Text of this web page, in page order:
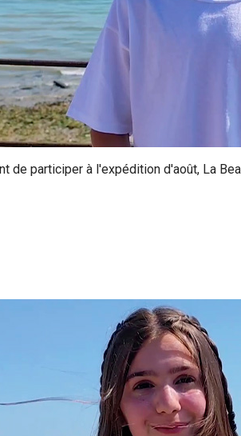
de participer à l'expédition d'août, La